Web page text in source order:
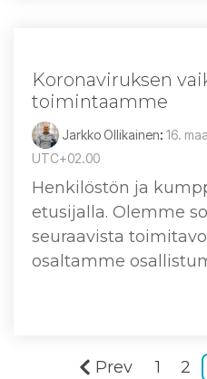
Koronaviruksen
toimintaamme
Jarkko Ollikainen: 16.
UTC+02.00
Henkilöstön ja
etusijalla. Olemme
seuraavista
osaltamme
Prev 1 2